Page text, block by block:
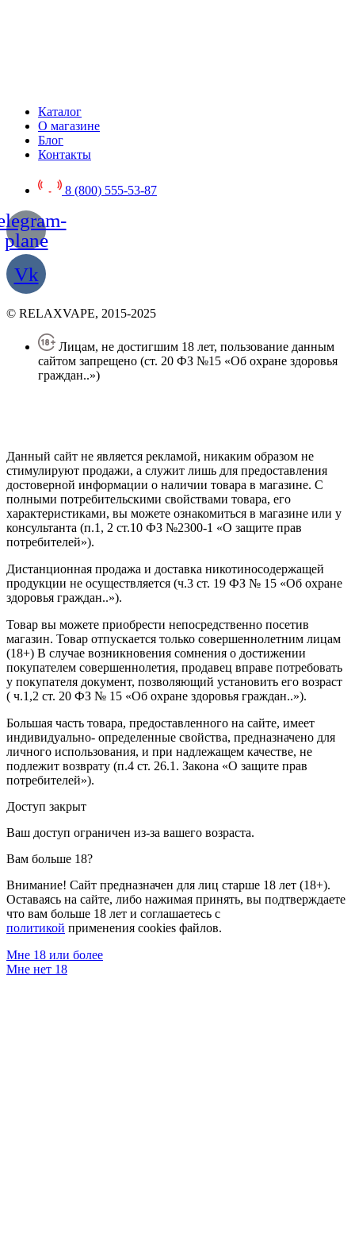
Каталог
О магазине
Блог
Контакты
8 (800) 555-53-87
plane
Vk
© RELAXVAPE, 2015-2025
Лицам, не достигшим 18 лет, пользование данным
сайтом запрещено (ст. 20 ФЗ №15 «Об охране здоровья
граждан..»)
Данный сайт не является рекламой, никаким образом не
стимулируют продажи, а служит лишь для предоставления
достоверной информации о наличии товара в магазине. С
полными потребительскими свойствами товара, его
характеристиками, вы можете ознакомиться в магазине или у
консультанта (п.1, 2 ст.10 ФЗ №2300-1 «О защите прав
потребителей»).
Дистанционная продажа и доставка никотиносодержащей
продукции не осуществляется (ч.3 ст. 19 ФЗ № 15 «Об охране
здоровья граждан..»).
Товар вы можете приобрести непосредственно посетив
магазин. Товар отпускается только совершеннолетним лицам
(18+) В случае возникновения сомнения о достижении
покупателем совершеннолетия, продавец вправе потребовать
у покупателя документ, позволяющий установить его возраст
( ч.1,2 ст. 20 ФЗ № 15 «Об охране здоровья граждан..»).
Большая часть товара, предоставленного на сайте, имеет
индивидуально- определенные свойства, предназначено для
личного использования, и при надлежащем качестве, не
подлежит возврату (п.4 ст. 26.1. Закона «О защите прав
потребителей»).
Доступ закрыт
Ваш доступ ограничен из-за вашего возраста.
Вам больше 18?
Внимание! Сайт предназначен для лиц старше 18 лет (18+).
Оставаясь на сайте, либо нажимая принять, вы подтверждаете
что вам больше 18 лет и соглашаетесь с
политикой применения cookies файлов.
Мне 18 или более
Мне нет 18